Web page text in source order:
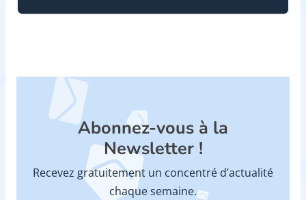
Abonnez-vous à la
Newsletter !
Recevez gratuitement un concentré d’actualité
chaque semaine.